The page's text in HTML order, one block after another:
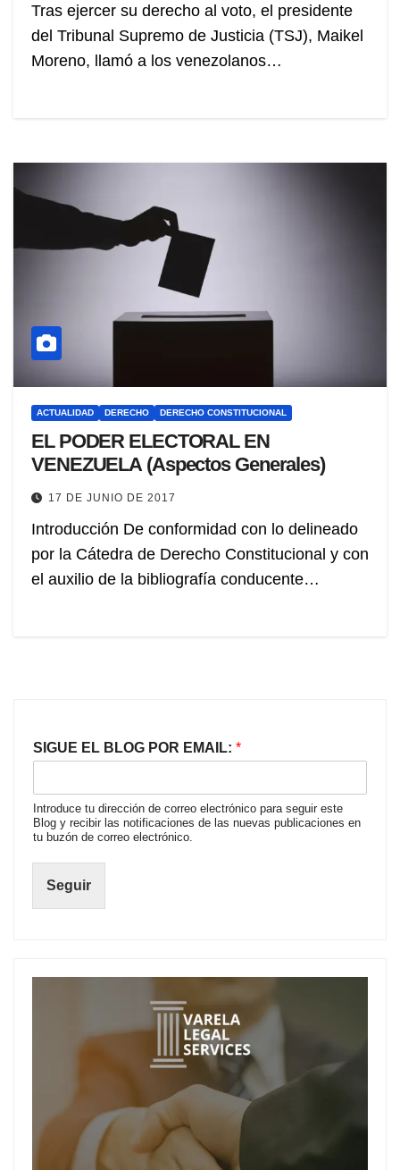
Tras ejercer su derecho al voto, el presidente
del Tribunal Supremo de Justicia (TSJ), Maikel
Moreno, llamó a los venezolanos…
ACTUALIDAD DERECHO DERECHO CONSTITUCIONAL
EL PODER ELECTORAL EN
VENEZUELA (Aspectos Generales)
17 DE JUNIO DE 2017
Introducción De conformidad con lo delineado
por la Cátedra de Derecho Constitucional y con
el auxilio de la bibliografía conducente…
SIGUE EL BLOG POR EMAIL: *
Introduce tu dirección de correo electrónico para seguir este
Blog y recibir las notificaciones de las nuevas publicaciones en
tu buzón de correo electrónico.
Seguir